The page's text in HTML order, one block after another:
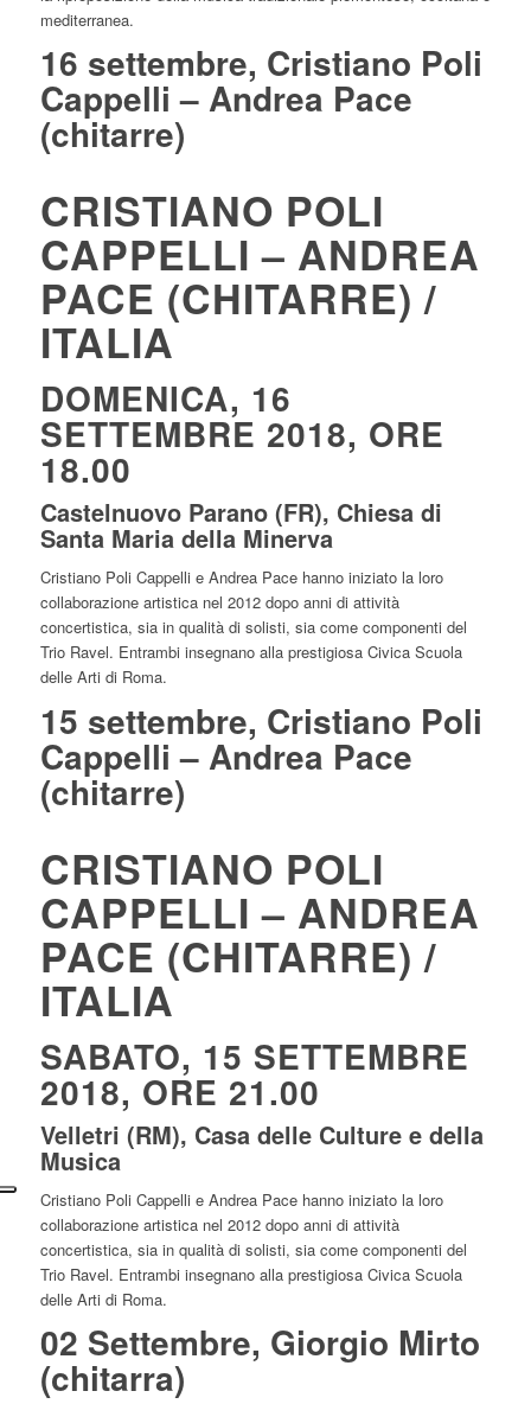
mediterranea.
16 settembre, Cristiano Poli
Cappelli – Andrea Pace
(chitarre)
CRISTIANO POLI
CAPPELLI – ANDREA
PACE (CHITARRE) /
ITALIA
DOMENICA, 16
SETTEMBRE 2018, ORE
18.00
Castelnuovo Parano (FR), Chiesa di
Santa Maria della Minerva
Cristiano Poli Cappelli e Andrea Pace hanno iniziato la loro
collaborazione artistica nel 2012 dopo anni di attività
concertistica, sia in qualità di solisti, sia come componenti del
Trio Ravel. Entrambi insegnano alla prestigiosa Civica Scuola
delle Arti di Roma.
15 settembre, Cristiano Poli
Cappelli – Andrea Pace
(chitarre)
CRISTIANO POLI
CAPPELLI – ANDREA
PACE (CHITARRE) /
ITALIA
SABATO, 15 SETTEMBRE
2018, ORE 21.00
Velletri (RM), Casa delle Culture e della
Musica
Cristiano Poli Cappelli e Andrea Pace hanno iniziato la loro
collaborazione artistica nel 2012 dopo anni di attività
concertistica, sia in qualità di solisti, sia come componenti del
Trio Ravel. Entrambi insegnano alla prestigiosa Civica Scuola
delle Arti di Roma.
02 Settembre, Giorgio Mirto
(chitarra)